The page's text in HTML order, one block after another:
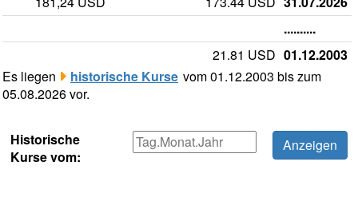
..........
21.81 USD 01.12.2003
Es liegen
historische Kurse vom 01.12.2003 bis zum
05.08.2026 vor.
Historische
Kurse vom: